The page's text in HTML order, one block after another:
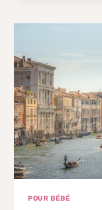
POUR BÉBÉ